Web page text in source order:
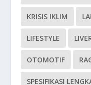
KRISIS IKLIM
LIFESTYLE
OTOMOTIF
SPESIFIKASI